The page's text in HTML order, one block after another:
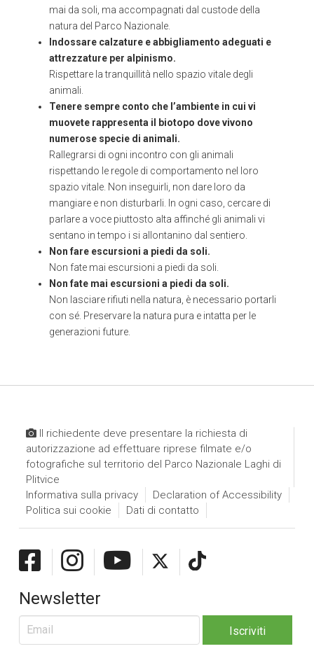
mai da soli, ma accompagnati dal custode della
natura del Parco Nazionale.
Indossare calzature e abbigliamento adeguati e
attrezzature per alpinismo.
Rispettare la tranquillità nello spazio vitale degli
animali.
Tenere sempre conto che l’ambiente in cui vi
muovete rappresenta il biotopo dove vivono
numerose specie di animali.
Rallegrarsi di ogni incontro con gli animali
rispettando le regole di comportamento nel loro
spazio vitale. Non inseguirli, non dare loro da
mangiare e non disturbarli. In ogni caso, cercare di
parlare a voce piuttosto alta affinché gli animali vi
sentano in tempo i si allontanino dal sentiero.
Non fare escursioni a piedi da soli.
Non fate mai escursioni a piedi da soli.
Non fate mai escursioni a piedi da soli.
Non lasciare rifiuti nella natura, è necessario portarli
con sé. Preservare la natura pura e intatta per le
generazioni future.
Il richiedente deve presentare la richiesta di
autorizzazione ad effettuare riprese filmate e/o
fotografiche sul territorio del Parco Nazionale Laghi di
Plitvice
Informativa sulla privacy
Declaration of Accessibility
Politica sui cookie
Dati di contatto
Newsletter